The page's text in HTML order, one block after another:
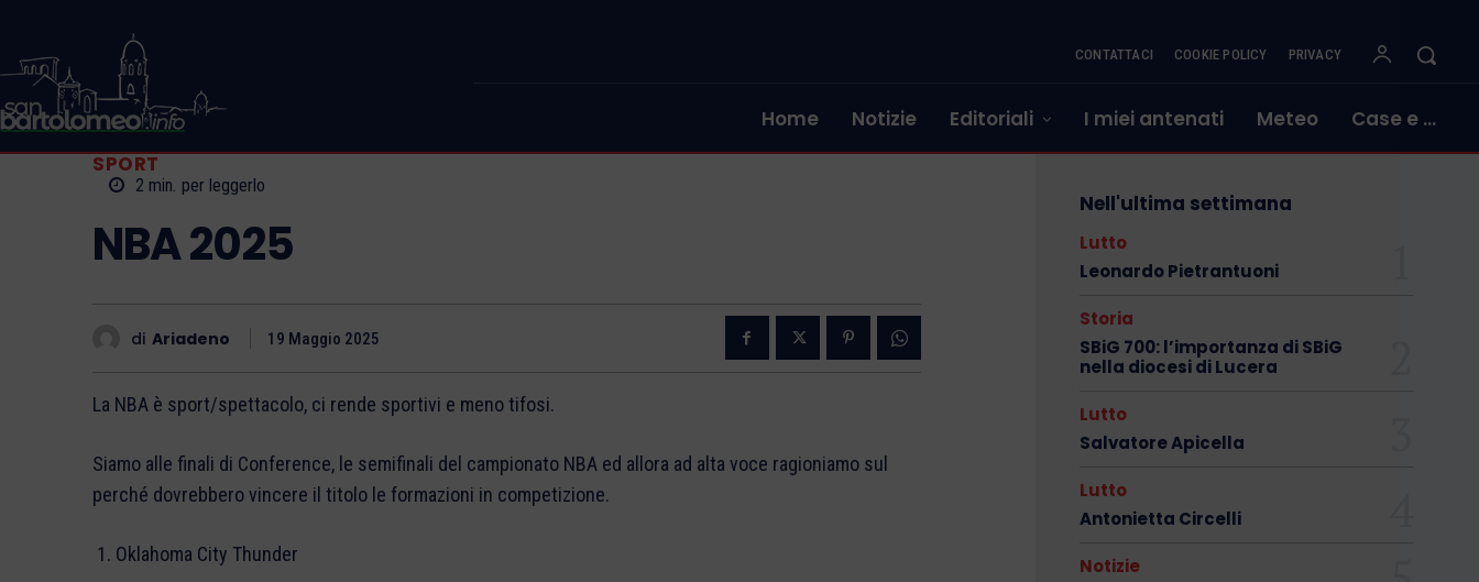
CONTATTACI COOKIE POLICY PRIVACY
Home Notizie Editoriali I miei antenati Meteo
Case e …
SPORT
2 min. per leggerlo
NBA 2025
di Ariadeno 19 Maggio 2025
La NBA è sport/spettacolo, ci rende sportivi e meno tifosi.
Siamo alle finali di Conference, le semifinali del campionato NBA ed allora ad alta voce ragioniamo sul
perché dovrebbero vincere il titolo le formazioni in competizione.
Oklahoma City Thunder
Nell'ultima settimana
Lutto
Leonardo Pietrantuoni
Storia
SBiG 700: l’importanza di SBiG
nella diocesi di Lucera
Lutto
Salvatore Apicella
Lutto
Antonietta Circelli
Notizie